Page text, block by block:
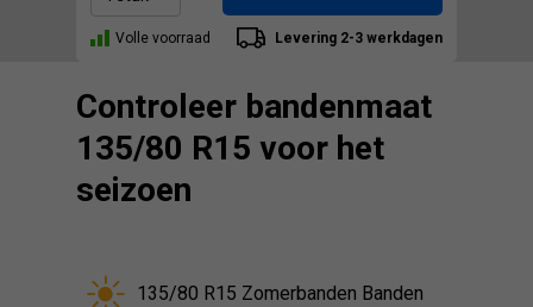
Volle voorraad Levering 2-3 werkdagen
Controleer bandenmaat
135/80 R15 voor het
seizoen
135/80 R15 Zomerbanden Banden